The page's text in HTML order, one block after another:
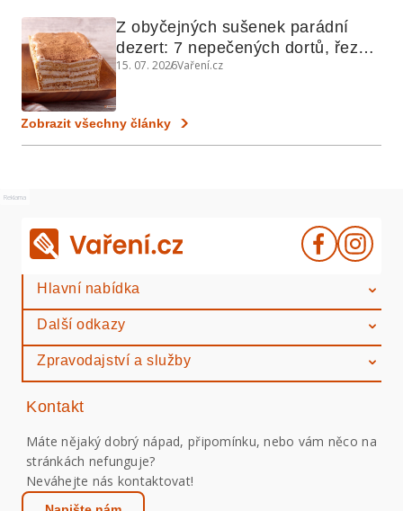
Z obyčejných sušenek parádní
dezert: 7 nepečených dortů, řezů
a koláčů
15. 07. 2026Vaření.cz
Zobrazit všechny články
Reklama
Hlavní nabídka
Další odkazy
Zpravodajství a služby
Kontakt
Máte nějaký dobrý nápad, připomínku, nebo vám něco na
stránkách nefunguje?
Neváhejte nás kontaktovat!